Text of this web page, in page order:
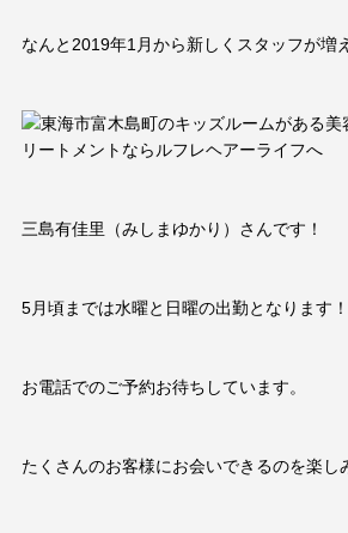
Blog ブログ
Style スタイル
なんと2019年1月から新しくスタッフが増
三島有佳里（みしまゆかり）さんです！
5月頃までは水曜と日曜の出勤となります！
お電話でのご予約お待ちしています。
たくさんのお客様にお会いできるのを楽し